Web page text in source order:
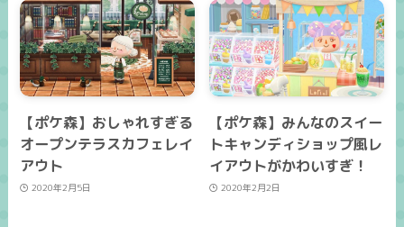
【ポケ森】おしゃれすぎる
オープンテラスカフェレイ
アウト
2020年2月5日
【ポケ森】みんなのスイー
トキャンディショップ風レ
イアウトがかわいすぎ！
2020年2月2日